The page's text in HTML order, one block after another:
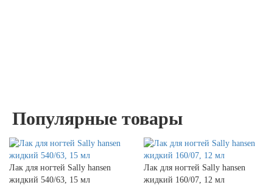
Популярные товары
Лак для ногтей Sally hansen
жидкий 540/63, 15 мл
Лак для ногтей Sally hansen
жидкий 160/07, 12 мл